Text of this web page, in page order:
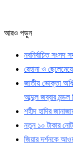
আরও পড়ুন
নবনির্বাচিত সংসদ
রেহানা ও
জাতীয় ভোক্তা
আব্দুল জব্বার
শহীদ হাদির
নতুন ১০ টাকার
জিয়ার দর্শনকে